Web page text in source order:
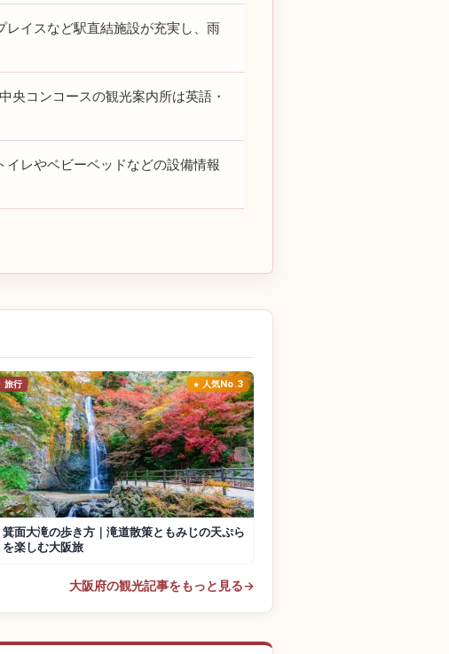
イスなど駅直結施設が充実し、雨
央コンコースの観光案内所は英語・
レやベビーベッドなどの設備情報
旅行 人気No.3
箕面大滝の歩き方｜滝道散策ともみじの天ぷら
を楽しむ大阪旅
大阪府の観光記事をもっと見る→